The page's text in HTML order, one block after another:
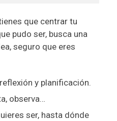
que centrar tu
pudo ser, busca una
seguro que eres
y planificación.
observa…
ser, hasta dónde